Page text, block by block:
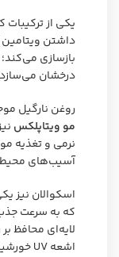
یکی از
بازسازی
درخشان
روغن نارگیل
مو ویتاپلکس
نرمی و تغذیه
آسیب‌های
اسکوالان نیز
که به سرعت
لایه‌ای محافظ
اشعه UV خورشید و آلودگی‌های محیطی جلوگیری نماید.